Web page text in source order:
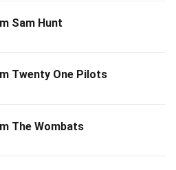
Sam Hunt
Twenty One Pilots
The Wombats